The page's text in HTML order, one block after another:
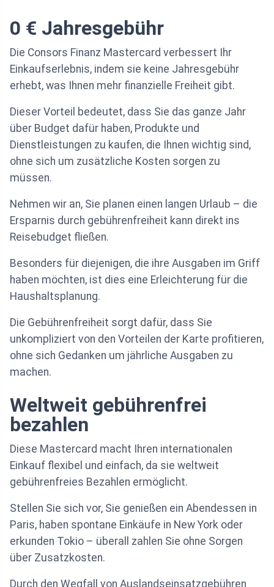
0 € Jahresgebühr
Die Consors Finanz Mastercard verbessert Ihr
Einkaufserlebnis, indem sie keine Jahresgebühr
erhebt, was Ihnen mehr finanzielle Freiheit gibt.
Dieser Vorteil bedeutet, dass Sie das ganze Jahr
über Budget dafür haben, Produkte und
Dienstleistungen zu kaufen, die Ihnen wichtig sind,
ohne sich um zusätzliche Kosten sorgen zu
müssen.
Nehmen wir an, Sie planen einen langen Urlaub – die
Ersparnis durch gebührenfreiheit kann direkt ins
Reisebudget fließen.
Besonders für diejenigen, die ihre Ausgaben im Griff
haben möchten, ist dies eine Erleichterung für die
Haushaltsplanung.
Die Gebührenfreiheit sorgt dafür, dass Sie
unkompliziert von den Vorteilen der Karte profitieren,
ohne sich Gedanken um jährliche Ausgaben zu
machen.
Weltweit gebührenfrei
bezahlen
Diese Mastercard macht Ihren internationalen
Einkauf flexibel und einfach, da sie weltweit
gebührenfreies Bezahlen ermöglicht.
Stellen Sie sich vor, Sie genießen ein Abendessen in
Paris, haben spontane Einkäufe in New York oder
erkunden Tokio – überall zahlen Sie ohne Sorgen
über Zusatzkosten.
Durch den Wegfall von Auslandseinsatzgebühren